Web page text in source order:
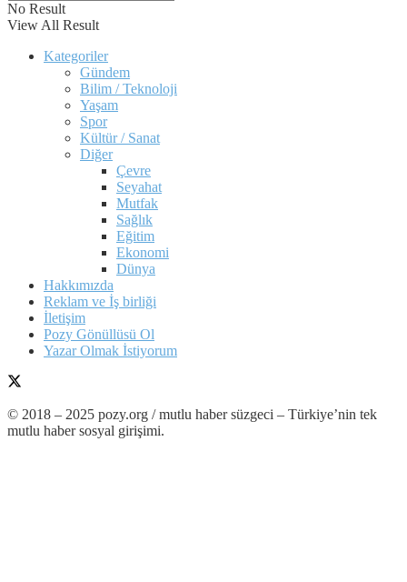
No Result
View All Result
Kategoriler
Gündem
Bilim / Teknoloji
Yaşam
Spor
Kültür / Sanat
Diğer
Çevre
Seyahat
Mutfak
Sağlık
Eğitim
Ekonomi
Dünya
Hakkımızda
Reklam ve İş birliği
İletişim
Pozy Gönüllüsü Ol
Yazar Olmak İstiyorum
© 2018 – 2025 pozy.org / mutlu haber süzgeci – Türkiye’nin tek
mutlu haber sosyal girişimi.